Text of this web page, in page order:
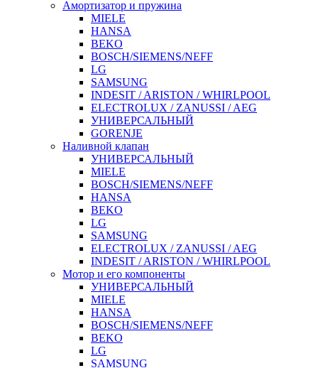
Амортизатор и пружина
MIELE
HANSA
BEKO
BOSCH/SIEMENS/NEFF
LG
SAMSUNG
INDESIT / ARISTON / WHIRLPOOL
ELECTROLUX / ZANUSSI / AEG
УНИВЕРСАЛЬНЫЙ
GORENJE
Наливной клапан
УНИВЕРСАЛЬНЫЙ
MIELE
BOSCH/SIEMENS/NEFF
HANSA
BEKO
LG
SAMSUNG
ELECTROLUX / ZANUSSI / AEG
INDESIT / ARISTON / WHIRLPOOL
Мотор и его компоненты
УНИВЕРСАЛЬНЫЙ
MIELE
HANSA
BOSCH/SIEMENS/NEFF
BEKO
LG
SAMSUNG